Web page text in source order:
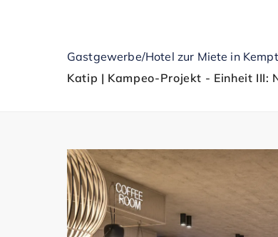
Gastgewerbe/Hotel zur Miete in
Katip | Kampeo-Projekt - Einheit III: